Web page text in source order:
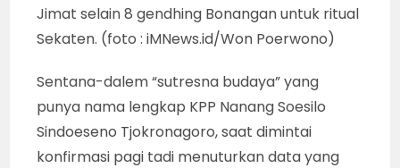
Jimat selain 8 gendhing Bonangan untuk ritual
Sekaten. (foto : iMNews.id/Won Poerwono)
Sentana-dalem “sutresna budaya” yang
punya nama lengkap KPP Nanang Soesilo
Sindoeseno Tjokronagoro, saat dimintai
konfirmasi pagi tadi menuturkan data yang